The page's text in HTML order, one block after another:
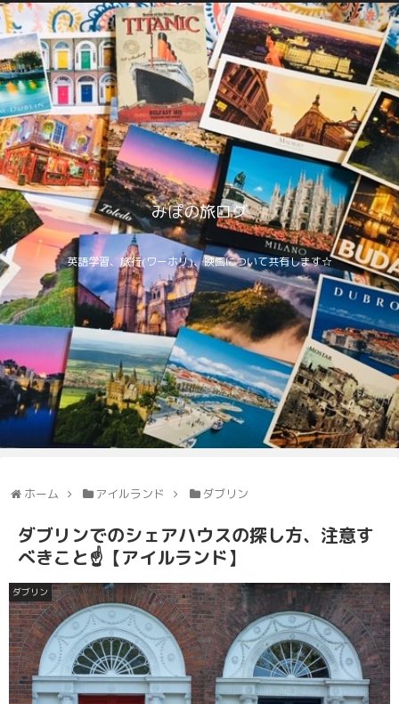
みぽの旅ログ
英語学習、旅行(ワーホリ)、映画について共有します☆
ホーム アイルランド ダブリン
ダブリンでのシェアハウスの探し方、注意す
べきこと☝【アイルランド】
ダブリン